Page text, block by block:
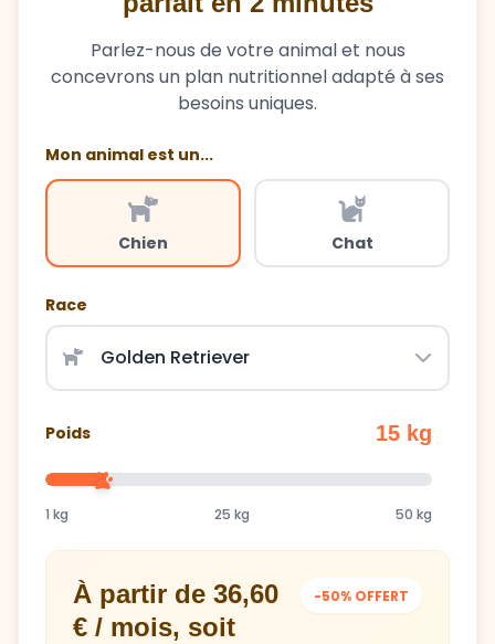
Parlez-nous de votre animal et nous
concevrons un plan nutritionnel adapté à ses
besoins uniques.
Mon animal est un...
Chien Chat
Race
Poids 15 kg
1 kg 25 kg 50 kg
À partir de 36,60
€ / mois, soit
-50% OFFERT